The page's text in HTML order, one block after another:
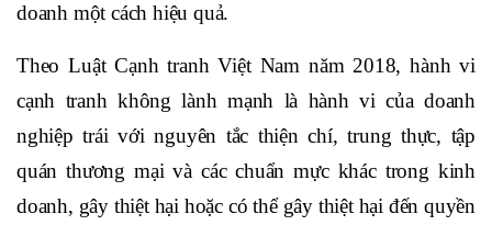
doanh một cách hiệu quả.
Theo Luật Cạnh tranh Việt Nam năm 2018, hành vi
cạnh tranh không lành mạnh là hành vi của doanh
nghiệp trái với nguyên tắc thiện chí, trung thực, tập
quán thương mại và các chuẩn mực khác trong kinh
doanh, gây thiệt hại hoặc có thể gây thiệt hại đến quyền